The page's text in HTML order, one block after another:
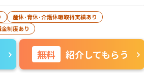
産休･育休･介護休暇取得実績あり
制度あり
無料 紹介してもらう